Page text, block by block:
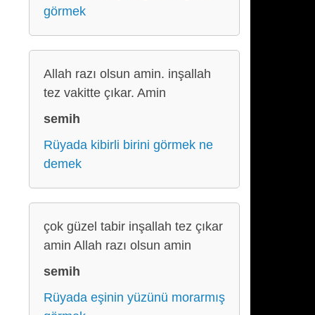
görmek
Allah razı olsun amin. inşallah
tez vakitte çıkar. Amin
semih
Rüyada kibirli birini görmek ne
demek
çok güzel tabir inşallah tez çıkar
amin Allah razı olsun amin
semih
Rüyada eşinin yüzünü morarmış